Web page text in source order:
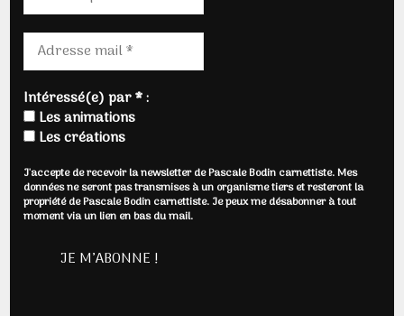
Intéressé(e) par * :
Les animations
Les créations
J'accepte de recevoir la newsletter de Pascale Bodin carnettiste. Mes
données ne seront pas transmises à un organisme tiers et resteront la
propriété de Pascale Bodin carnettiste. Je peux me désabonner à tout
moment via un lien en bas du mail.